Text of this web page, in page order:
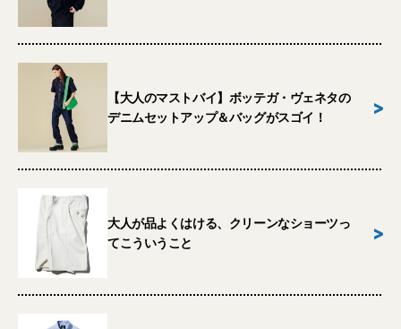
【大人のマストバイ】ボッテガ・ヴェネタの
デニムセットアップ＆バッグがスゴイ！
>
大人が品よくはける、クリーンなショーツっ
てこういうこと
>